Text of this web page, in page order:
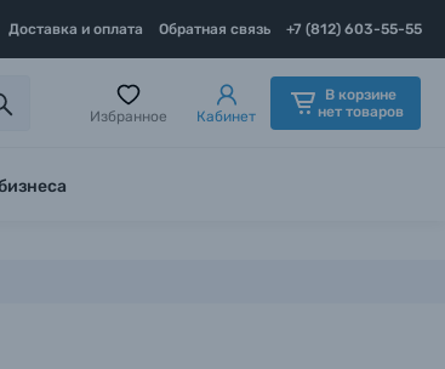
Доставка и оплата Обратная связь +7 (812) 603-55-55
Избранное Кабинет
В корзине
нет товаров